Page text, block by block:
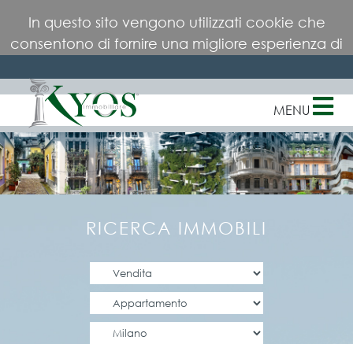
In questo sito vengono utilizzati cookie che
consentono di fornire una migliore esperienza di
navigazione del nostro sito, dai il tuo consenso
all'utilizzo di cookies.
Ulteriori informazioni
×
MENU
RICERCA IMMOBILI